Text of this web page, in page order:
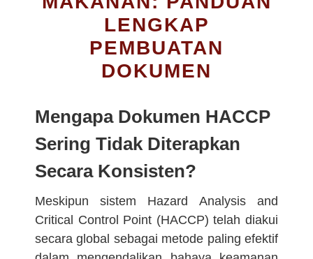
LENGKAP
PEMBUATAN
DOKUMEN
Mengapa Dokumen HACCP
Sering Tidak Diterapkan
Secara Konsisten?
Meskipun sistem Hazard Analysis and
Critical Control Point (HACCP) telah diakui
secara global sebagai metode paling efektif